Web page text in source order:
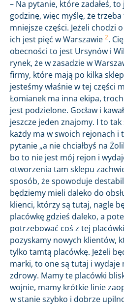
– Na pytanie, które zadałeś,
godzinę, więc myślę, że
mniejsze części. Jeżeli chodzi
ich jest pięć w Warszawie 2.
obecności to jest Ursynów i
rynek, że w zasadzie w
firmy, które mają po kilka
jesteśmy właśnie w tej części
Łomianek ma inna ekipa,
jest podzielone. Gocław i
jeszcze jeden znajomy. I to tak
każdy ma w swoich rejonach i
pytanie „a nie chciałbyś na
bo to nie jest mój rejon i
otworzenia tam sklepu
sposób, że spowoduje
będziemy mieli daleko do
klienci, którzy są tutaj, nagle
placówkę gdzieś daleko, a
potrzebować coś z tej
pozyskamy nowych klientów,
tylko tamtą placówkę. Jeżeli
marki, to one są tutaj i wydaje
zdrowy. Mamy te placówki
wojnie, mamy krótkie linie
w stanie szybko i dobrze